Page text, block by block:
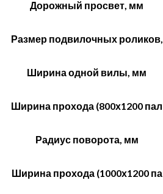
Дорожный просвет, мм
Размер подвилочных роликов,
Ширина одной вилы, мм
Ширина прохода (800х1200 пал
Радиус поворота, мм
Ширина прохода (1000х1200 па